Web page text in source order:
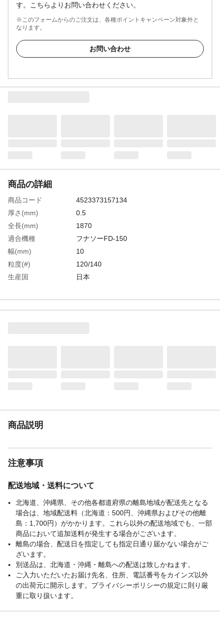
す。こちらよりお問い合わせください。
※このフォームからのご注文は、各種ポイントキャンペーン対象外と
なります。
お問い合わせ
商品の詳細
商品コード
4523373157134
厚さ(mm)
0.5
全長(mm)
1870
適合機種
フナソーFD-150
幅(mm)
10
粒度(#)
120/140
生産国
日本
材質1
電着ダイヤ
商品説明
注意事項
配送地域・送料について
北海道、沖縄県、その他各都道府県の離島地域が配送先となる
場合は、地域配送料（北海道：500円、沖縄県およびその他離
島：1,700円）がかかります。これら以外の配送地域でも、一部
商品において追加送料が発生する場合がございます。
離島の場合、配送日を指定しても指定日通り届かない場合がご
ざいます。
別送品は、北海道・沖縄・離島への配送は致しかねます。
ご入力いただいたお届け先名、住所、電話番号をカインズ以外
の出荷元に開示します。プライバシーポリシーの規定に則り厳
重に取り扱います。